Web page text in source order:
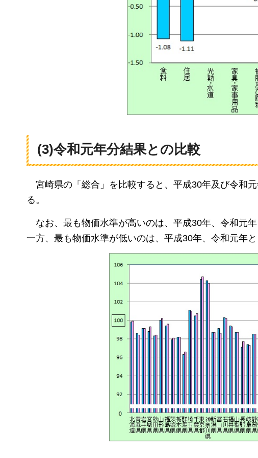
(3)令和元年分結果との比較
宮崎県の 「総合」を比較すると、平成30年及び令和
る。
なお、 最も物価水準が高いのは、平成30年、令和元
一方、最も物価水準が低いのは、平成30年、令和元年